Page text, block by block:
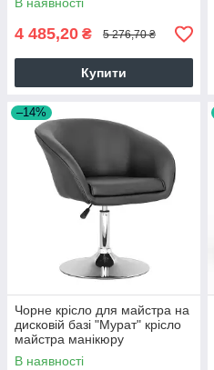
В наявності
4 485,20 ₴ 5 276,70 ₴
Купити
–14%
Чорне крісло для майстра на
дисковій базі "Мурат" крісло
майстра манікюру
косметолога
В наявності